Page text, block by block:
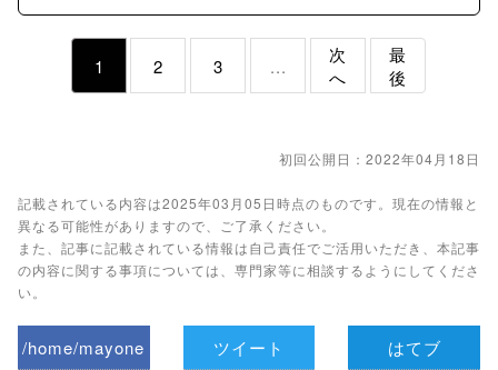
1 2 3 ...
次
へ
最
後
初回公開日：2022年04月18日
記載されている内容は2025年03月05日時点のものです。現在の情報と
異なる可能性がありますので、ご了承ください。
また、記事に記載されている情報は自己責任でご活用いただき、本記事
の内容に関する事項については、専門家等に相談するようにしてくださ
い。
/home/mayone
ツイート はてブ